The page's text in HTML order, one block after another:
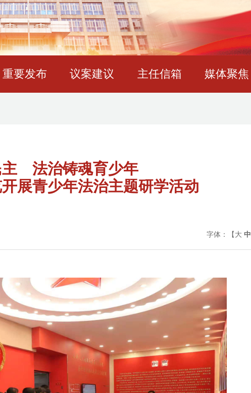
重要发布 议案建议 主任信箱 媒体聚焦
主 法治铸魂育少年
展青少年法治主题研学活动
字体：【大 中